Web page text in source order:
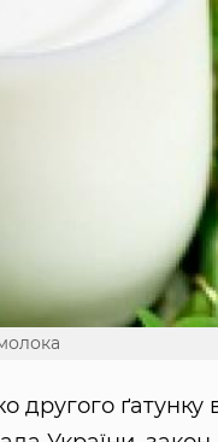
другого